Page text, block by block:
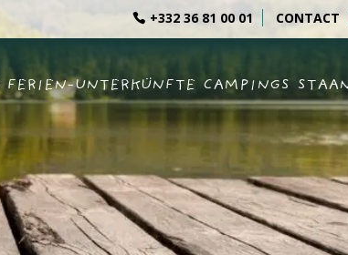
+332 36 81 00 01 CONTACT
FERIEN-UNTERKÜNFTE CAMPINGS